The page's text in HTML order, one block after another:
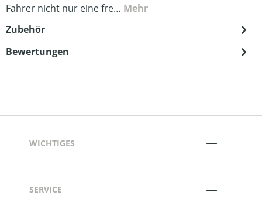
Fahrer nicht nur eine fre… Mehr
Zubehör
Bewertungen
WICHTIGES
SERVICE